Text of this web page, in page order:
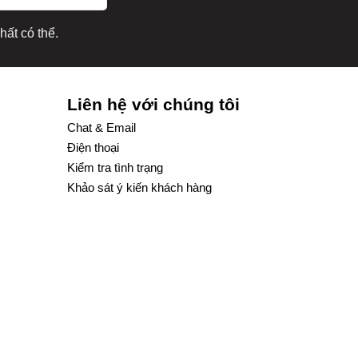
có thể.
Liên hệ với chúng tôi
Chat & Email
Điện thoại
Kiểm tra tình trạng
Khảo sát ý kiến khách hàng